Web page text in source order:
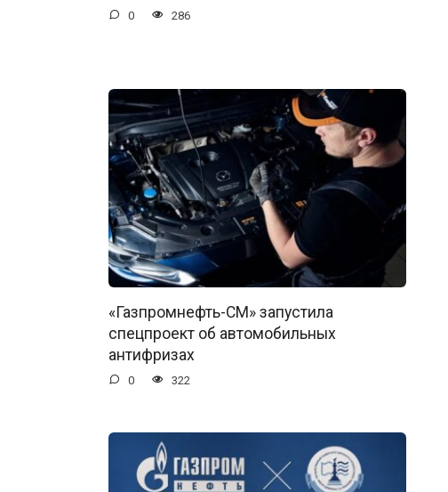
0 286
«Газпромнефть-СМ» запустила
спецпроект об автомобильных
антифризах
0 322